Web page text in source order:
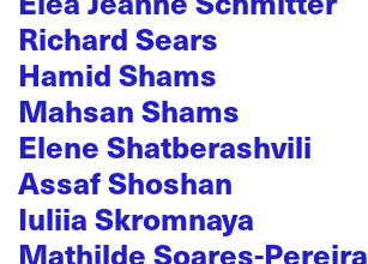
Richard Sears
Hamid Shams
Mahsan Shams
Elene Shatberashvili
Assaf Shoshan
Iuliia Skromnaya
Mathilde Soares-Pereira